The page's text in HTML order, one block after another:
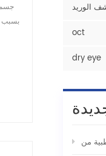
بسبب
الوريد
oct
dry eye